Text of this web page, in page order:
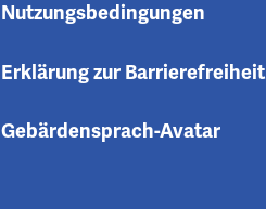
Nutzungsbedingungen
Erklärung zur Barrierefreiheit
Gebärdensprach-Avatar